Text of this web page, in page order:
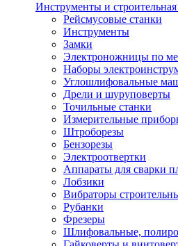
Инструменты и строительная
Рейсмусовые станки
Инструменты
Замки
Электроножницы по
Наборы
Углошлифовальные
Дрели и шуруповерты
Точильные станки
Измерительные
Штроборезы
Бензорезы
Электроотвертки
Аппараты для сварки
Лобзики
Вибраторы
Рубанки
Фрезеры
Шлифовальные,